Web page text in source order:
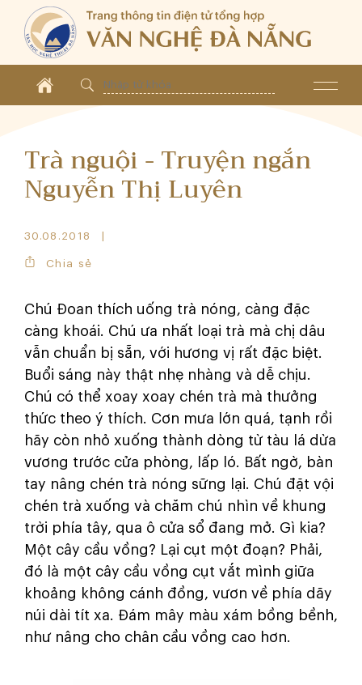
Trà nguội - Truyện ngắn
Nguyễn Thị Luyên
30.08.2018
Chia sẻ
Chú Đoan thích uống trà nóng, càng đặc
càng khoái. Chú ưa nhất loại trà mà chị dâu
vẫn chuẩn bị sẵn, với hương vị rất đặc biệt.
Buổi sáng này thật nhẹ nhàng và dễ chịu.
Chú có thể xoay xoay chén trà mà thưởng
thức theo ý thích. Cơn mưa lớn quá, tạnh rồi
hãy còn nhỏ xuống thành dòng từ tàu lá dừa
vương trước cửa phòng, lấp ló. Bất ngờ, bàn
tay nâng chén trà nóng sững lại. Chú đặt vội
chén trà xuống và chăm chú nhìn về khung
trời phía tây, qua ô cửa sổ đang mở. Gì kia?
Một cây cầu vồng? Lại cụt một đoạn? Phải,
đó là một cây cầu vồng cụt vắt mình giữa
khoảng không cánh đồng, vươn về phía dãy
núi dài tít xa. Đám mây màu xám bồng bềnh,
như nâng cho chân cầu vồng cao hơn.